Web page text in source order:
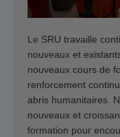
Le SRU travaille
nouveaux et
nouveaux cours de
renforcement
abris humanitaires.
nouveaux et
formation pour